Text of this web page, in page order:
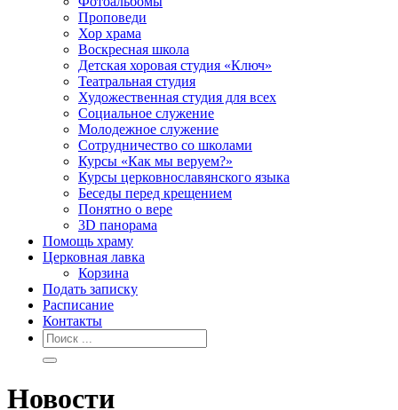
Проповеди
Хор храма
Воскресная школа
Детская хоровая студия «Ключ»
Театральная студия
Х​удожественная студия для всех
Социальное служение
Молодежное служение
Сотрудничество со школами
Курсы «Как мы веруем?»
Курсы церковнославянского языка
Беседы перед крещением
Понятно о вере
3D панорама
Помощь храму
Церковная лавка
Корзина
Подать записку
Расписание
Контакты
Новости